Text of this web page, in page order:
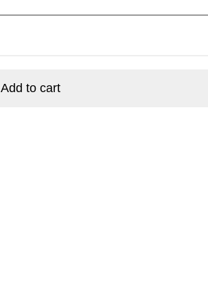
Add to cart